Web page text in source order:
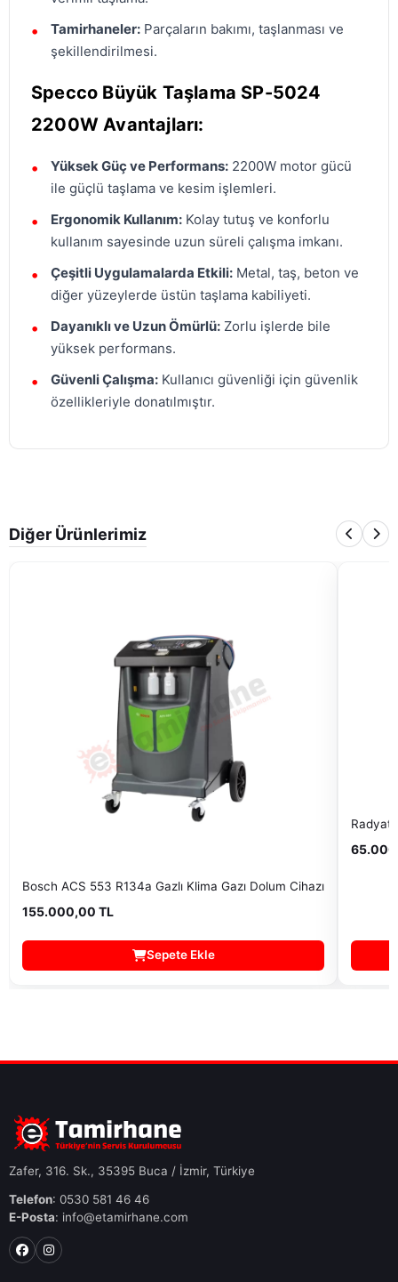
Tamirhaneler: Parçaların bakımı, taşlanması ve
şekillendirilmesi.
Specco Büyük Taşlama SP-5024
2200W Avantajları:
Yüksek Güç ve Performans: 2200W motor gücü
ile güçlü taşlama ve kesim işlemleri.
Ergonomik Kullanım: Kolay tutuş ve konforlu
kullanım sayesinde uzun süreli çalışma imkanı.
Çeşitli Uygulamalarda Etkili: Metal, taş, beton ve
diğer yüzeylerde üstün taşlama kabiliyeti.
Dayanıklı ve Uzun Ömürlü: Zorlu işlerde bile
yüksek performans.
Güvenli Çalışma: Kullanıcı güvenliği için güvenlik
özellikleriyle donatılmıştır.
Diğer Ürünlerimiz
Bosch ACS 553 R134a Gazlı Klima Gazı Dolum Cihazı
155.000,00 TL
Sepete Ekle
Zafer, 316. Sk., 35395 Buca / İzmir, Türkiye
Telefon: 0530 581 46 46
E-Posta: info@etamirhane.com